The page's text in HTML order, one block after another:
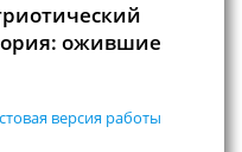
ожившие
версия работы